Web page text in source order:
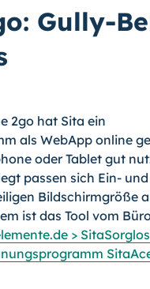
Gully-
2go hat Sita ein
als WebApp online
oder Tablet gut
passen sich Ein-
Bildschirmgröße
ist das Tool vom
de >